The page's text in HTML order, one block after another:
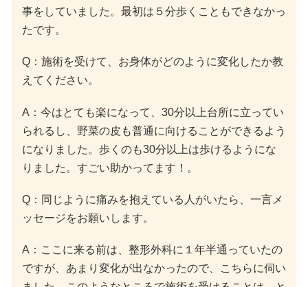
事をしていました。最初は５分歩くこともできなかっ
たです。
Q：施術を受けて、お身体がどのように変化したか教
えてください。
A：今はとても楽になって、30分以上台所に立ってい
られるし、野菜の皮も普通に向けることができるよう
になりました。歩くのも30分以上は歩けるようにな
りました。すごい助かってます！。
Q：同じように痛みを抱えている人がいたら、一言メ
ッセージをお願いします。
A：ここに来る前は、整形外科に１年半通っていたの
ですが、あまり変化が出なかったので、こちらに伺い